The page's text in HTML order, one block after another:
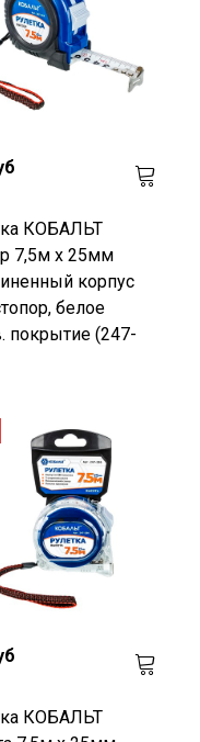
КОБАЛЬТ
7,5м x 25мм
корпус
белое
покрытие (247-
КОБАЛЬТ